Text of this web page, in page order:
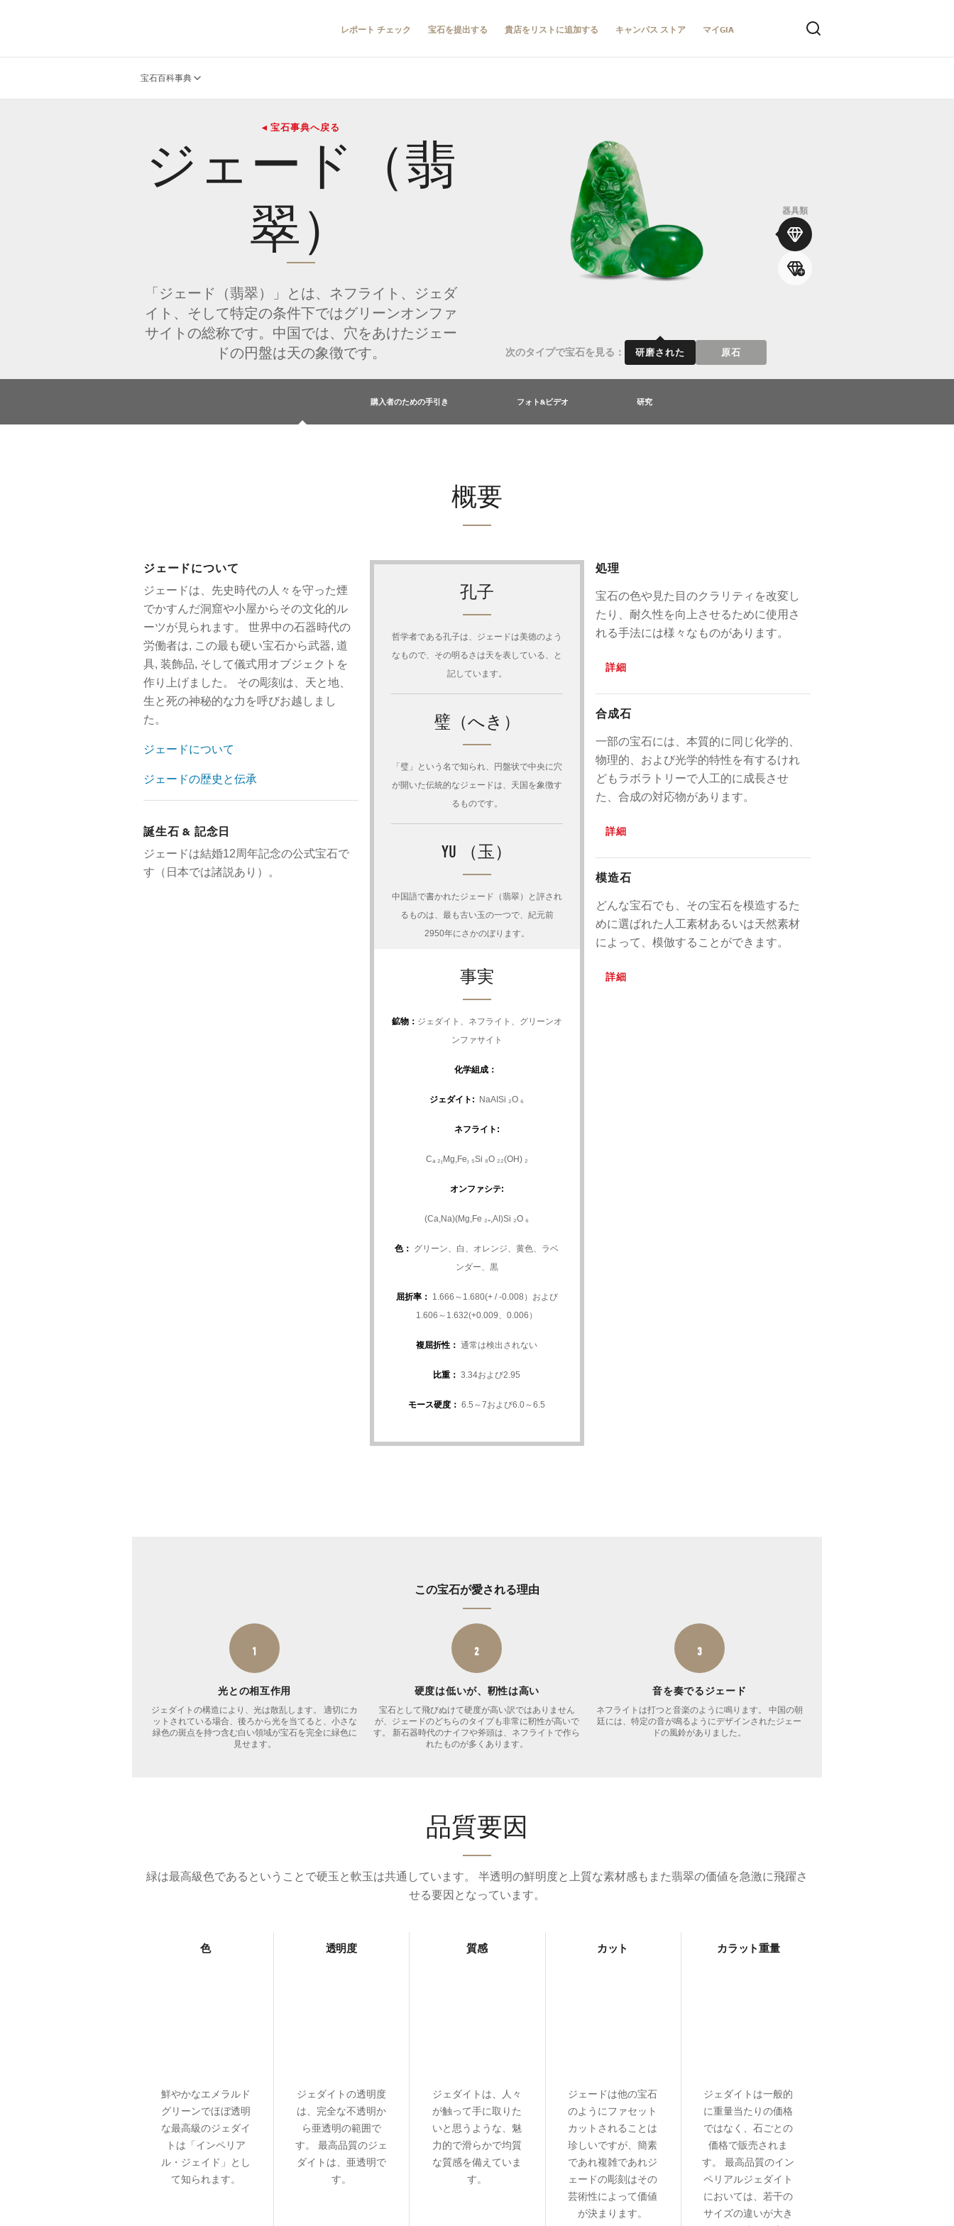
レポート チェック 宝石を提出する 貴店をリストに追加する キャンパス ストア マイGIA
宝石百科事典
◂ 宝石事典へ戻る
ジェード（翡
翠）
「ジェード（翡翠）」とは、ネフライト、ジェダ
イト、そして特定の条件下ではグリーンオンファ
サイトの総称です。中国では、穴をあけたジェー
ドの円盤は天の象徴です。
次のタイプで宝石を見る： 研磨された 原石
器具類
購入者のための手引き フォト&ビデオ 研究
概要
ジェードについて
ジェードは、先史時代の人々を守った煙
でかすんだ洞窟や小屋からその文化的ル
ーツが見られます。 世界中の石器時代の
労働者は, この最も硬い宝石から武器, 道
具, 装飾品, そして儀式用オブジェクトを
作り上げました。 その彫刻は、天と地、
生と死の神秘的な力を呼びお越しまし
た。
ジェードについて
ジェードの歴史と伝承
誕生石 & 記念日
ジェードは結婚12周年記念の公式宝石で
す（日本では諸説あり）。
孔子
哲学者である孔子は、ジェードは美徳のよう
なもので、その明るさは天を表している、と
記しています。
璧（へき）
「璧」という名で知られ、円盤状で中央に穴
が開いた伝統的なジェードは、天国を象徴す
るものです。
YU （玉）
中国語で書かれたジェード（翡翠）と評され
るものは、最も古い玉の一つで、紀元前
2950年にさかのぼります。
事実
鉱物： ジェダイト、ネフライト、グリーンオ
ンファサイト
化学組成：
ジェダイト: NaAISi ₂O ₆
ネフライト:
Cₐ ₂₍Mg,Fe₎ ₅Si ₈O ₂₂(OH) ₂
オンファシテ:
(Ca,Na)(Mg,Fe ₂₊,AI)Si ₂O ₆
色： グリーン、白、オレンジ、黄色、ラベ
ンダー、黒
屈折率： 1.666～1.680(+ / -0.008）および
1.606～1.632(+0.009、0.006）
複屈折性：通常は検出されない
比重： 3.34および2.95
モース硬度：6.5～7および6.0～6.5
処理
宝石の色や見た目のクラリティを改変し
たり、耐久性を向上させるために使用さ
れる手法には様々なものがあります。
詳細
合成石
一部の宝石には、本質的に同じ化学的、
物理的、および光学的特性を有するけれ
どもラボラトリーで人工的に成長させ
た、合成の対応物があります。
詳細
模造石
どんな宝石でも、その宝石を模造するた
めに選ばれた人工素材あるいは天然素材
によって、模倣することができます。
詳細
この宝石が愛される理由
1
光との相互作用
ジェダイトの構造により、光は散乱します。 適切にカ
ットされている場合、後ろから光を当てると、小さな
緑色の斑点を持つ含む白い領域が宝石を完全に緑色に
見せます。
2
硬度は低いが、靭性は高い
宝石として飛びぬけて硬度が高い訳ではありません
が、ジェードのどちらのタイプも非常に靭性が高いで
す。 新石器時代のナイフや斧頭は、ネフライトで作ら
れたものが多くあります。
3
音を奏でるジェード
ネフライトは打つと音楽のように鳴ります。 中国の朝
廷には、特定の音が鳴るようにデザインされたジェー
ドの風鈴がありました。
品質要因
緑は最高級色であるということで硬玉と軟玉は共通しています。 半透明の鮮明度と上質な素材感もまた翡翠の価値を急激に飛躍さ
せる要因となっています。
色
鮮やかなエメラルド
グリーンでほぼ透明
な最高級のジェダイ
トは「インペリア
ル・ジェイド」とし
て知られます。
透明度
ジェダイトの透明度
は、完全な不透明か
ら亜透明の範囲で
す。 最高品質のジェ
ダイトは、亜透明で
す。
質感
ジェダイトは、人々
が触って手に取りた
いと思うような、魅
力的で滑らかで均質
な質感を備えていま
す。
カット
ジェードは他の宝石
のようにファセット
カットされることは
珍しいですが、簡素
であれ複雑であれジ
ェードの彫刻はその
芸術性によって価値
が決まります。
カラット重量
ジェダイトは一般的
に重量当たりの価格
ではなく、石ごとの
価格で販売されま
す。 最高品質のイン
ペリアルジェダイト
においては、若干の
サイズの違いが大き